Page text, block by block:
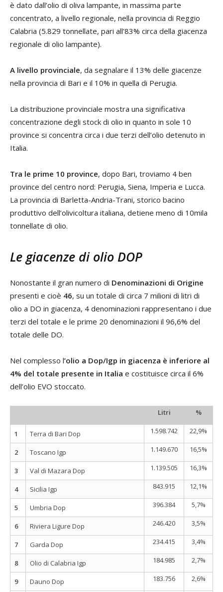
è dato dall’olio di oliva lampante, in massima parte
concentrato, a livello regionale, nella provincia di Reggio
Calabria (5.829 tonnellate, pari all’83% circa della giacenza
regionale di olio lampante).
A livello provinciale, da segnalare il 13% delle giacenze
nella provincia di Bari e il 10% in quella di Perugia.
La distribuzione provinciale mostra una significativa
concentrazione degli stock di olio in quanto in sole 10
province si concentra circa i due terzi dell’olio detenuto in
Italia.
Tra le prime 10 province, dopo Bari, troviamo 4 ben
province del centro nord: Perugia, Siena, Imperia e Lucca.
La provincia di Barletta-Andria-Trani, storico bacino
produttivo dell’olivicoltura italiana, detiene meno di 10mila
tonnellate di olio.
Le giacenze di olio DOP
Nonostante il gran numero di Denominazioni di Origine
presenti e cioè 46, su un totale di circa 7 milioni di litri di
olio a DO in giacenza, 4 denominazioni rappresentano i due
terzi del totale e le prime 20 denominazioni il 96,6% del
totale delle DO.
Nel complesso l’olio a Dop/Igp in giacenza è inferiore al
4% del totale presente in Italia e costituisce circa il 6%
dell’olio EVO stoccato.
Litri %
1 Terra di Bari Dop 1.598.742 22,9%
2 Toscano Igp 1.149.670 16,5%
3 Val di Mazara Dop 1.139.505 16,3%
4 Sicilia Igp 843.915 12,1%
5 Umbria Dop 396.384 5,7%
6 Riviera Ligure Dop 246.420 3,5%
7 Garda Dop 234.415 3,4%
8 Olio di Calabria Igp 184.985 2,7%
9 Dauno Dop 183.756 2,6%